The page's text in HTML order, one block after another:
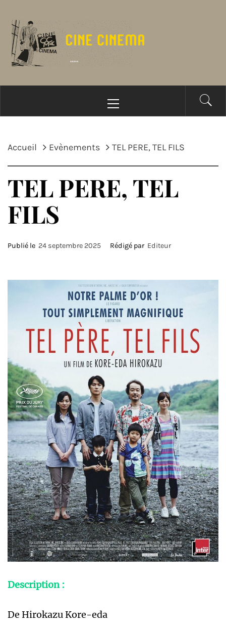
contenu
principal
Accueil Evènements TEL PERE, TEL FILS
TEL PERE, TEL
FILS
Publié le 24 septembre 2025 Rédigé par Editeur
Description :
De Hirokazu Kore-eda